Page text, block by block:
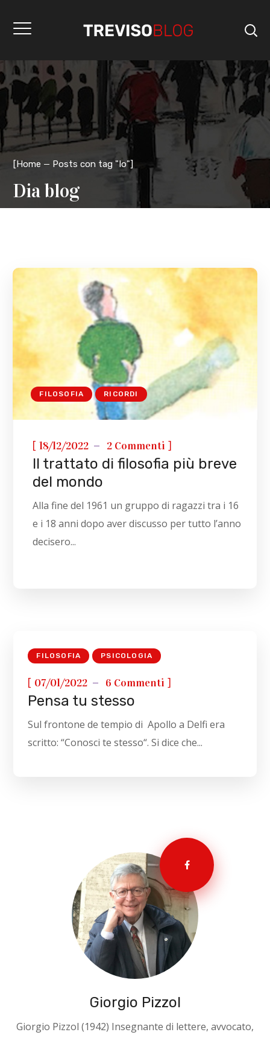
[Home Posts con tag "Io"]
Dia blog
FILOSOFIA RICORDI
[18/12/2022 2 Commenti ]
Il trattato di filosofia più breve
del mondo
Alla fine del 1961 un gruppo di ragazzi tra i 16
e i 18 anni dopo aver discusso per tutto l’anno
decisero...
FILOSOFIA PSICOLOGIA
[ 07/01/2022 6 Commenti ]
Pensa tu stesso
Sul frontone de tempio di Apollo a Delfi era
scritto: “Conosci te stesso“. Si dice che...
Giorgio Pizzol
Giorgio Pizzol (1942) Insegnante di lettere, avvocato,